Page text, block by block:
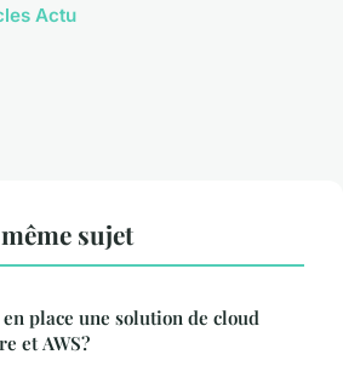
Actu
sujet
place une solution de cloud
et AWS?